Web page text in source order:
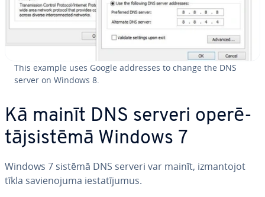
This example uses Google addresses to change the DNS
server on Windows 8.
Kā mainīt DNS serveri ope­rē­
tājsis­tē­mā Windows 7
Windows 7 sistēmā DNS serveri var mainīt, iz­man­to­jot
tīkla sa­vie­no­ju­ma ie­sta­tī­ju­mus.